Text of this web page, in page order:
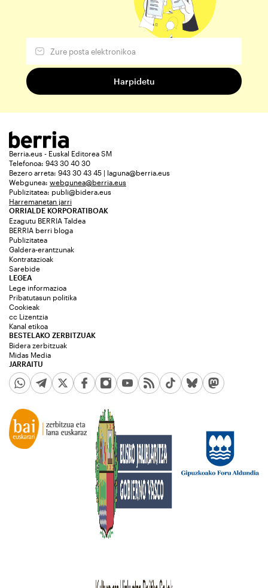
Berria.eus - Euskal Editorea SM
Telefonoa: 943 30 40 30
Bezero arreta: 943 30 43 45 | laguna@berria.eus
Webgunea: webgunea@berria.eus
Publizitatea: publi@bidera.eus
Harremanetan jarri
ORRIALDE KORPORATIBOAK
Ezagutu BERRIA Taldea
BERRIA berri bloga
Publizitatea
Galdera-erantzunak
Kontratazioak
Sarebide
JARRAITU
LEGEA
Lege informazioa
Pribatutasun politika
Cookieak
cc Lizentzia
Kanal etikoa
BESTELAKO ZERBITZUAK
Bidera zerbitzuak
Midas Media